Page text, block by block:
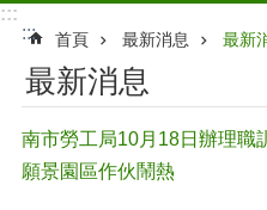
:::
:::
首頁 最新消息 最新
最新消息
南市勞工局10月18日辦理職
願景園區作伙鬧熱